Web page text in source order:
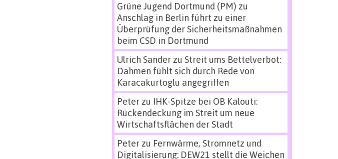
Grüne Jugend Dortmund (PM) zu
Anschlag in Berlin führt zu einer
Überprüfung der Sicherheitsmaßnahmen
beim CSD in Dortmund
Ulrich Sanderzu Streit ums Bettelverbot:
Dahmen fühlt sich durch Rede von
Karacakurtoglu angegriffen
Peterzu IHK-Spitze bei OB Kalouti:
Rückendeckung im Streit um neue
Wirtschaftsflächen der Stadt
Peterzu Fernwärme, Stromnetz und
Digitalisierung: DEW21 stellt die Weichen